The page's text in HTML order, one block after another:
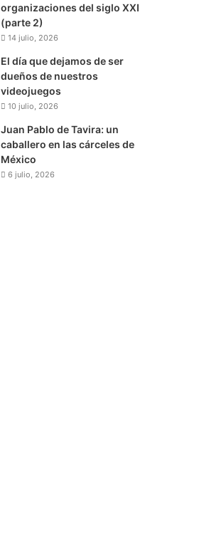
organizaciones del siglo XXI
(parte 2)
14 julio, 2026
El día que dejamos de ser
dueños de nuestros
videojuegos
10 julio, 2026
Juan Pablo de Tavira: un
caballero en las cárceles de
México
6 julio, 2026